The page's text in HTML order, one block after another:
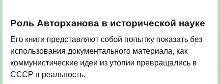
Роль Авторханова в исторической науке
Его книги представляют собой попытку показать без
использования документального материала, как
коммунистические идеи из утопии превращались в
СССР в реальность.